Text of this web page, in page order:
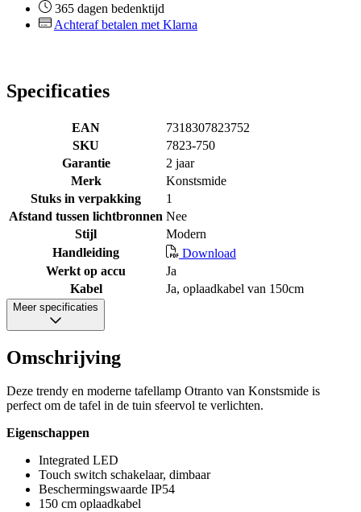
365 dagen bedenktijd
Achteraf betalen met Klarna
Specificaties
EAN
7318307823752
SKU
7823-750
Garantie
2 jaar
Merk
Konstsmide
Stuks in verpakking
1
Afstand tussen lichtbronnen Nee
Stijl
Modern
Handleiding
Download
Werkt op accu
Ja
Kabel
Ja, oplaadkabel van 150cm
Meer specificaties
Omschrijving
Deze trendy en moderne tafellamp Otranto van Konstsmide is
perfect om de tafel in de tuin sfeervol te verlichten.
Eigenschappen
Integrated LED
Touch switch schakelaar, dimbaar
Beschermingswaarde IP54
150 cm oplaadkabel